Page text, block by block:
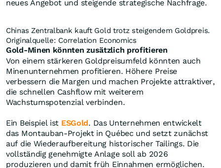
Gold- und Silberminen zeigen historisch hohe
Gewinnmargen. Quelle: Bloomberg; Analyse von Tavi Costa
/ Azuria Capital
China als zusätzlicher Goldtreiber
Die chinesische Zentralbank hat seit Anfang 2023